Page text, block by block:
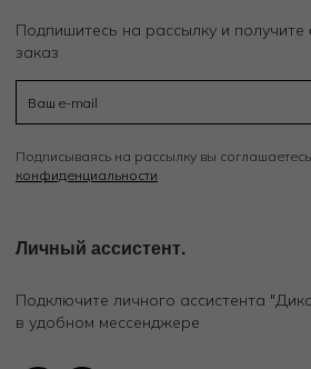
Подпишитесь на рассылку и получите
заказ
Подписываясь на рассылку вы
конфиденциальности
Личный ассистент.
Подключите личного ассистента
в удобном мессенджере